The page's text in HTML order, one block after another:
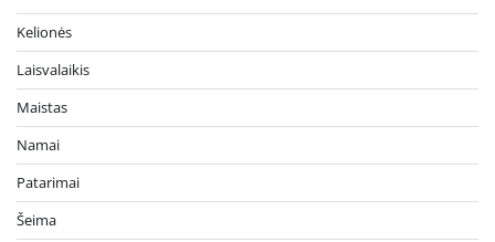
Kelionės
Laisvalaikis
Maistas
Namai
Patarimai
Šeima